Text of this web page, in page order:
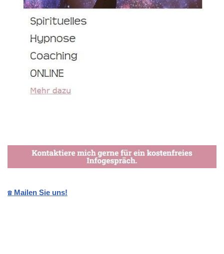
☎️ Mailen Sie uns!